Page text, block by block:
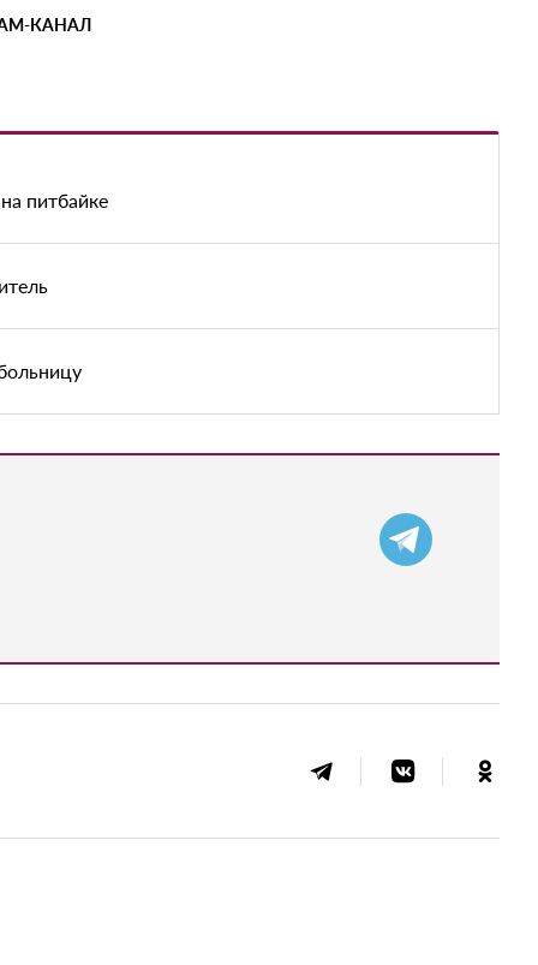
КАНАЛ
питбайке